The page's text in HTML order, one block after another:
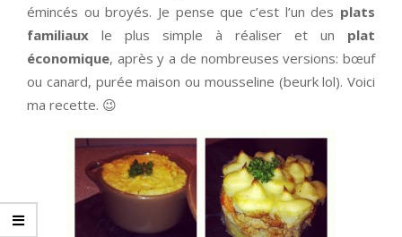
émincés ou broyés. Je pense que c’est l’un des plats
familiaux le plus simple à réaliser et un plat
économique, après y a de nombreuses versions: bœuf
ou canard, purée maison ou mousseline (beurk lol). Voici
ma recette. 😉